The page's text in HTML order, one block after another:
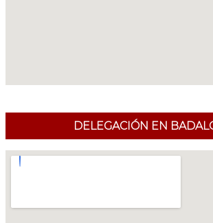
DELEGACIÓN EN